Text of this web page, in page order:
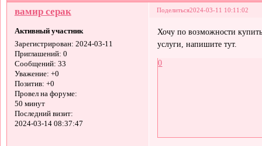
Поделиться2024-03-11 10:11:02
вамир серак
Активный участник
Зарегистрирован: 2024-03-11
Приглашений: 0
Сообщений: 33
Уважение: +0
Позитив: +0
Провел на форуме:
50 минут
Последний визит:
2024-03-14 08:37:47
Хочу по возможности
услуги, напишите тут.
0